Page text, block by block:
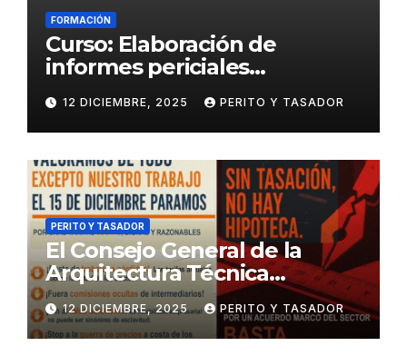
FORMACIÓN
Curso: Elaboración de
informes periciales
penal
12 DICIEMBRE, 2025 PERITO Y TASADOR
PERITO Y TASADOR
El Consejo General de la
Arquitectura Técnica
respalda la huelga de los
tasadores hipotecarios
12 DICIEMBRE, 2025 PERITO Y TASADOR